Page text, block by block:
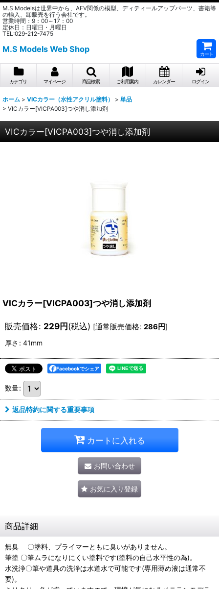
M.S Modelsは世界中から、AFV関係の模型、ディティールアップパーツ、書籍等
の輸入、卸販売を行う会社です。
営業時間：9：00～17：00
定休日：日曜日・月曜日
TEL:029-212-7475
M.S Models Web Shop
カート
カテゴリ マイページ 商品検索 ご利用案内 カレンダー ログイン
ホーム > VICカラー（水性アクリル塗料） > 単品
> VICカラー[VICPA003]つや消し添加剤
VICカラー[VICPA003]つや消し添加剤
VICカラー[VICPA003]つや消し添加剤
販売価格: 229円(税込) [通常販売価格: 286 円]
厚さ : 41mm
Facebookでシェア
数量:
返品特約に関する重要事項
カートに入れる
お問い合わせ
お気に入り登録
商品詳細
無臭 〇塗料、プライマーともに臭いがありません。
筆塗 〇筆ムラになりにくい塗料です(塗料の自己水平性の為)。
水洗浄〇筆や道具の洗浄は水道水で可能です(専用薄め液は通常不
要)。